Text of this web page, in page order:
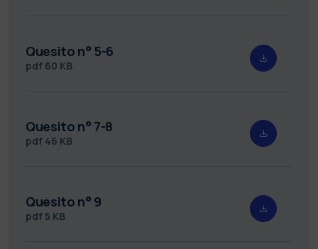
Quesito n° 5-6
pdf 60 KB
Quesito n° 7-8
pdf 46 KB
Quesito n° 9
pdf 5 KB